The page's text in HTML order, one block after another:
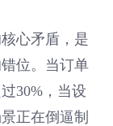
心矛盾，是
位。当订单
30%，当设
正在倒逼制